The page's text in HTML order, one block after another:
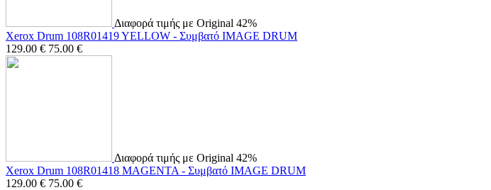
Διαφορά τιμής με Original 42%
Xerox Drum 108R01419 YELLOW - Συμβατό IMAGE DRUM
129.00 € 75.00 €
Διαφορά τιμής με Original 42%
Xerox Drum 108R01418 MAGENTA - Συμβατό IMAGE DRUM
129.00 € 75.00 €